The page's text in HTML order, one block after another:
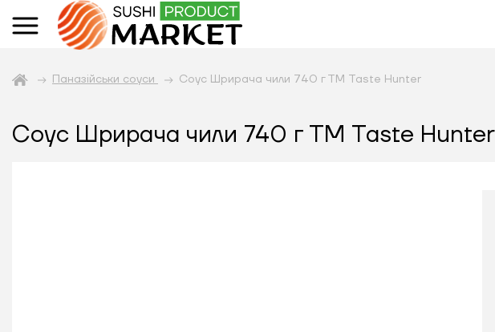
Паназійськи соуси Соус Шрирача чили 740 г ТМ Taste Hunter
Соус Шрирача чили 740 г ТМ Taste Hunter